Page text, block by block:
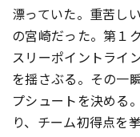
漂っていた。重苦し
の宮崎だった。第１
スリーポイントライ
を揺さぶる。その一
プシュートを決める
り、チーム初得点を